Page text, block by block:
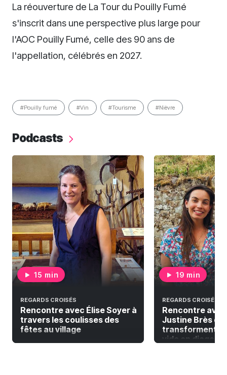
La réouverture de La Tour du Pouilly Fumé
s'inscrit dans une perspective plus large pour
l'AOC Pouilly Fumé, celle des 90 ans de
l'appellation, célébrés en 2027.
#Pouilly fumé #Vin #Tourisme #Nièvre
Podcasts
15 min
REGARDS CROISÉS
Rencontre avec Élise Soyer à
travers les coulisses des
fêtes au village
19 min
REGARDS CROISÉS
Rencontre
Justine Brès qui
transforment la
vide en